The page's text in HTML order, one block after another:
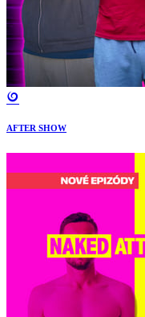
AFTER SHOW